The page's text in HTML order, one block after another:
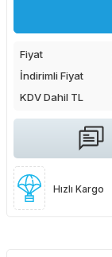
Fiyat
İndirimli Fiyat
KDV Dahil TL
Hızlı Kargo